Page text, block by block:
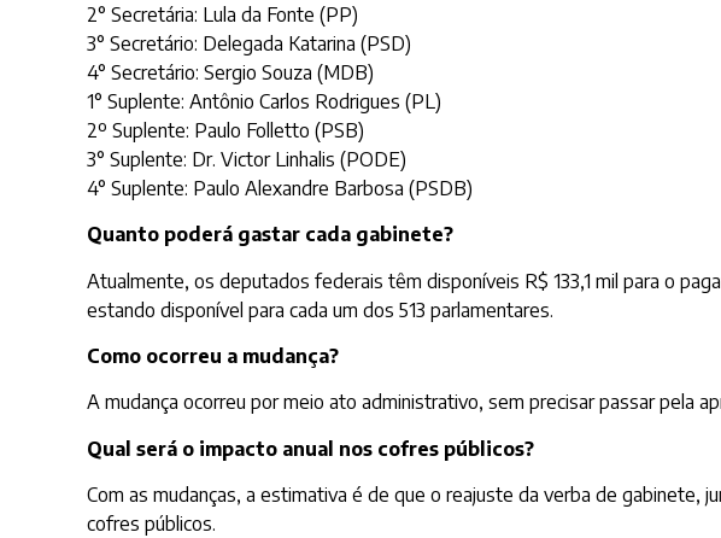
2° Secretária: Lula da Fonte (PP)
3° Secretário: Delegada Katarina (PSD)
4° Secretário: Sergio Souza (MDB)
1° Suplente: Antônio Carlos Rodrigues (PL)
2º Suplente: Paulo Folletto (PSB)
3° Suplente: Dr. Victor Linhalis (PODE)
4° Suplente: Paulo Alexandre Barbosa (PSDB)
Quanto poderá gastar cada gabinete?
Atualmente, os deputados federais têm disponíveis R$ 133,1 mil para o
estando disponível para cada um dos 513 parlamentares.
Como ocorreu a mudança?
A mudança ocorreu por meio ato administrativo, sem precisar passar pela
Qual será o impacto anual nos cofres públicos?
Com as mudanças, a estimativa é de que o reajuste da verba de gabinete,
cofres públicos.